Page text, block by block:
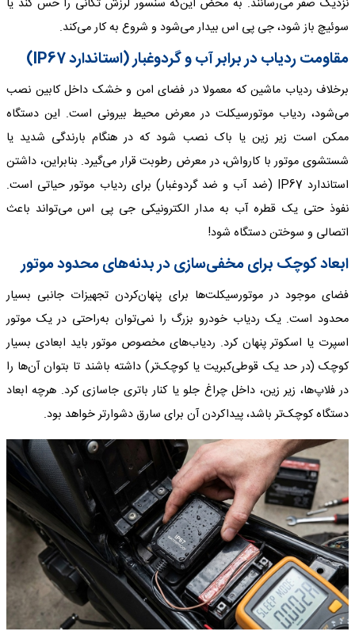
نزدیک صفر می‌رسانند. به محض این‌که سنسور لرزش تکانی را حس کند یا
سوئیچ باز شود، جی پی اس بیدار می‌شود و شروع به کار می‌کند.
مقاومت ردیاب در برابر آب و گردوغبار (استاندارد IP67)
برخلاف ردیاب ماشین که معمولا در فضای امن و خشک داخل کابین نصب
می‌شود، ردیاب موتورسیکلت در معرض محیط بیرونی است. این دستگاه
ممکن است زیر زین یا باک نصب شود که در هنگام بارندگی شدید یا
شستشوی موتور با کارواش، در معرض رطوبت قرار می‌گیرد. بنابراین، داشتن
استاندارد IP67 (ضد آب و ضد گردوغبار) برای ردیاب موتور حیاتی است.
نفوذ حتی یک قطره آب به مدار الکترونیکی جی پی اس می‌تواند باعث
اتصالی و سوختن دستگاه شود!
ابعاد کوچک برای مخفی‌سازی در بدنه‌های محدود موتور
فضای موجود در موتورسیکلت‌ها برای پنهان‌کردن تجهیزات جانبی بسیار
محدود است. یک ردیاب خودرو بزرگ را نمی‌توان به‌راحتی در یک موتور
اسپرت یا اسکوتر پنهان کرد. ردیاب‌های مخصوص موتور باید ابعادی بسیار
کوچک (در حد یک قوطی‌کبریت یا کوچک‌تر) داشته باشند تا بتوان آن‌ها را
در فلاپ‌ها، زیر زین، داخل چراغ جلو یا کنار باتری جاسازی کرد. هرچه ابعاد
دستگاه کوچک‌تر باشد، پیداکردن آن برای سارق دشوارتر خواهد بود.